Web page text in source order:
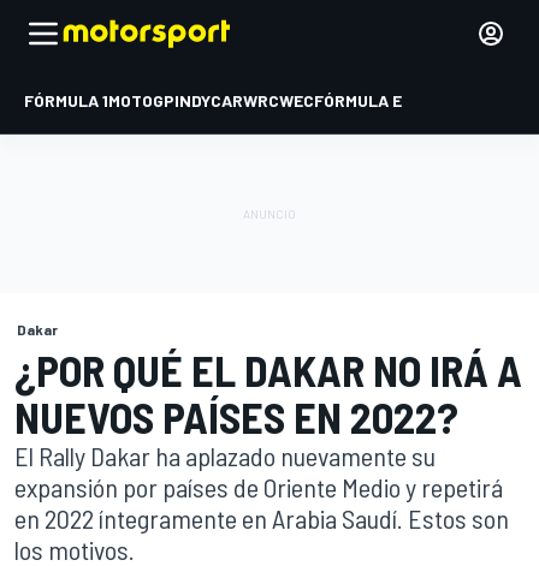
FÓRMULA 1MOTOGPINDYCARWRCWECFÓRMULA E
Dakar
¿POR QUÉ EL DAKAR NO IRÁ A
NUEVOS PAÍSES EN 2022?
El Rally Dakar ha aplazado nuevamente su
expansión por países de Oriente Medio y repetirá
en 2022 íntegramente en Arabia Saudí. Estos son
los motivos.